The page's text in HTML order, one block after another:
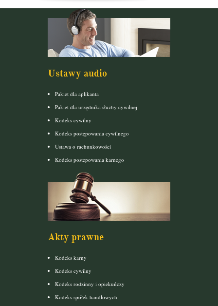
Ustawy audio
Pakiet dla aplikanta
Pakiet dla urzędnika służby cywilnej
Kodeks cywilny
Kodeks postępowania cywilnego
Ustawa o rachunkowości
Kodeks postepowania karnego
Akty prawne
Kodeks karny
Kodeks cywilny
Kodeks rodzinny i opiekuńczy
Kodeks spółek handlowych